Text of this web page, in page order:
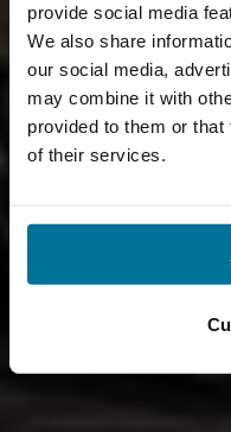
provide social media
We also share
our social media,
may combine it with
provided to them or
of their services.